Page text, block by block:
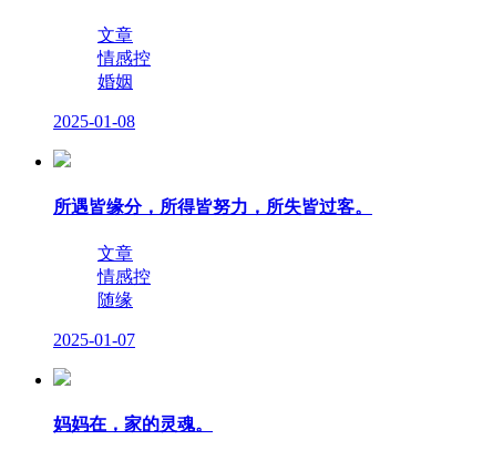
文章
情感控
婚姻
2025-01-08
所遇皆缘分，所得皆努力，所失皆过客。
文章
情感控
随缘
2025-01-07
妈妈在，家的灵魂。